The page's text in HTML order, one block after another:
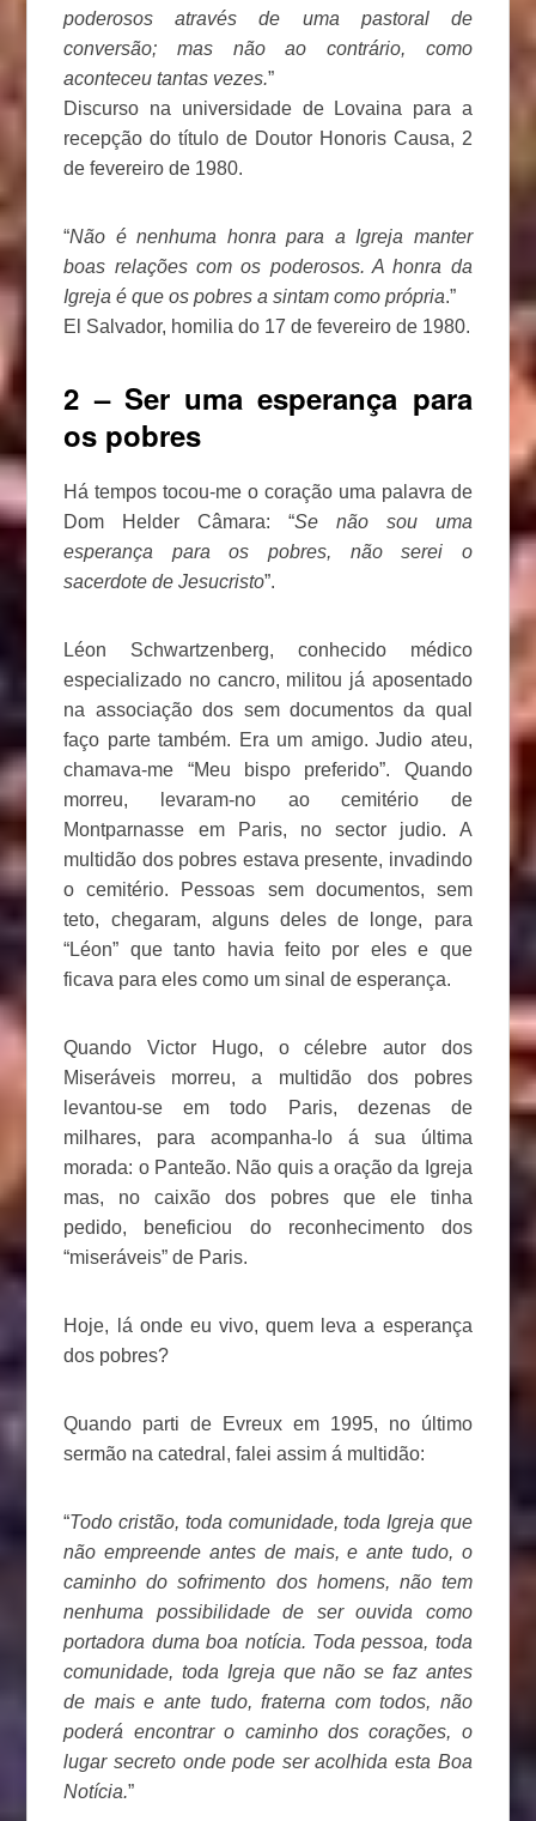
poderosos através de uma pastoral de
conversão; mas não ao contrário, como
aconteceu tantas vezes.”
Discurso na universidade de Lovaina para a
recepção do título de Doutor Honoris Causa, 2
de fevereiro de 1980.
“Não é nenhuma honra para a Igreja manter
boas relações com os poderosos. A honra da
Igreja é que os pobres a sintam como própria.”
El Salvador, homilia do 17 de fevereiro de 1980.
2 – Ser uma esperança para
os pobres
Há tempos tocou-me o coração uma palavra de
Dom Helder Câmara: “Se não sou uma
esperança para os pobres, não serei o
sacerdote de Jesucristo”.
Léon Schwartzenberg, conhecido médico
especializado no cancro, militou já aposentado
na associação dos sem documentos da qual
faço parte também. Era um amigo. Judio ateu,
chamava-me “Meu bispo preferido”. Quando
morreu, levaram-no ao cemitério de
Montparnasse em Paris, no sector judio. A
multidão dos pobres estava presente, invadindo
o cemitério. Pessoas sem documentos, sem
teto, chegaram, alguns deles de longe, para
“Léon” que tanto havia feito por eles e que
ficava para eles como um sinal de esperança.
Quando Victor Hugo, o célebre autor dos
Miseráveis morreu, a multidão dos pobres
levantou-se em todo Paris, dezenas de
milhares, para acompanha-lo á sua última
morada: o Panteão. Não quis a oração da Igreja
mas, no caixão dos pobres que ele tinha
pedido, beneficiou do reconhecimento dos
“miseráveis” de Paris.
Hoje, lá onde eu vivo, quem leva a esperança
dos pobres?
Quando parti de Evreux em 1995, no último
sermão na catedral, falei assim á multidão:
“Todo cristão, toda comunidade, toda Igreja que
não empreende antes de mais, e ante tudo, o
caminho do sofrimento dos homens, não tem
nenhuma possibilidade de ser ouvida como
portadora duma boa notícia. Toda pessoa, toda
comunidade, toda Igreja que não se faz antes
de mais e ante tudo, fraterna com todos, não
poderá encontrar o caminho dos corações, o
lugar secreto onde pode ser acolhida esta Boa
Notícia.”